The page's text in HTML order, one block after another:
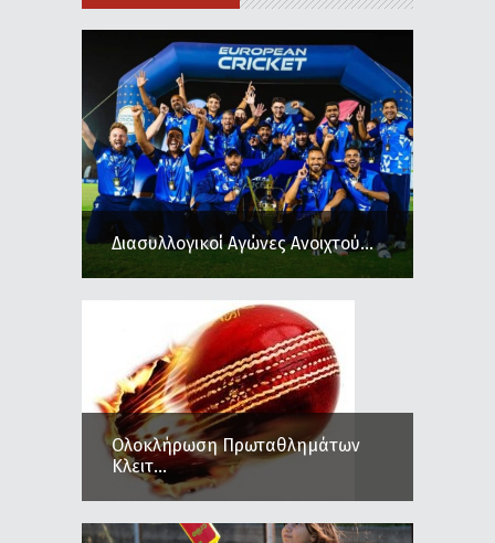
Διασυλλογικοί Αγώνες Ανοιχτού...
Ολοκλήρωση Πρωταθλημάτων
Κλειτ...